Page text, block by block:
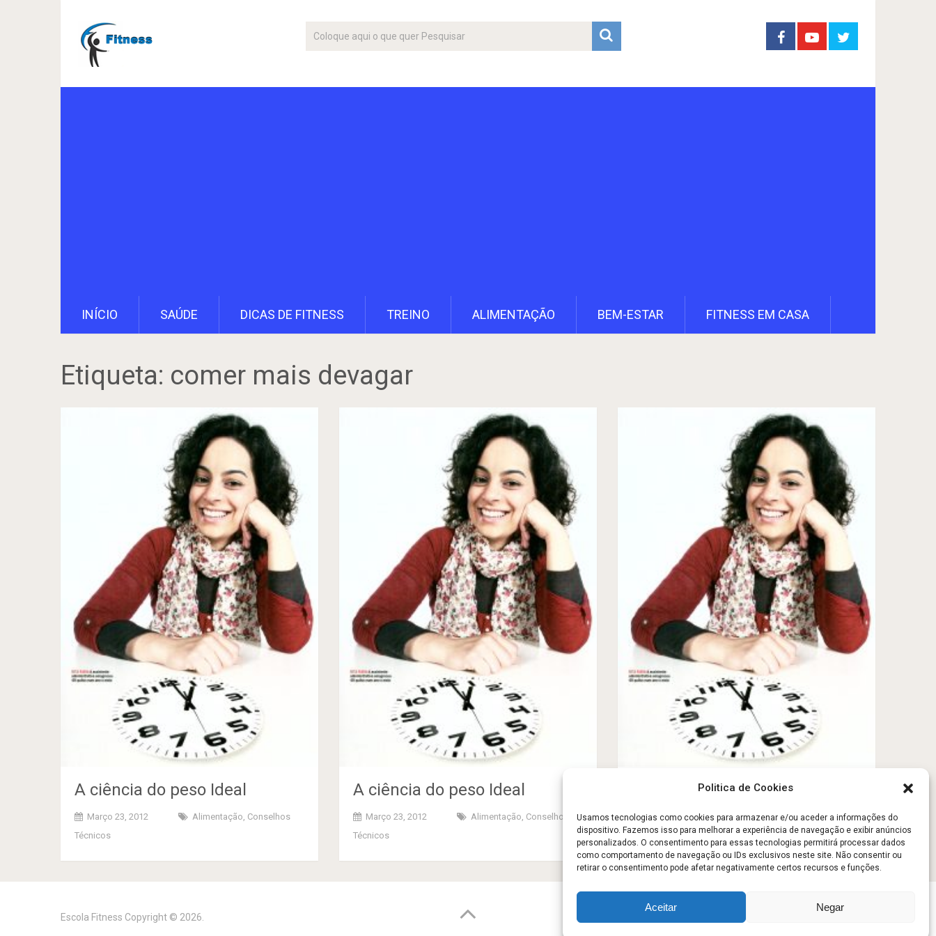
Politica de Cookies
Usamos tecnologias como cookies para armazenar e/ou aceder a informações do
dispositivo. Fazemos isso para melhorar a experiência de navegação e exibir anúncios
personalizados. O consentimento para essas tecnologias permitirá processar dados
como comportamento de navegação ou IDs exclusivos neste site. Não consentir ou
retirar o consentimento pode afetar negativamente certos recursos e funções.
Aceitar Negar
INÍCIO SAÚDE DICAS DE FITNESS TREINO ALIMENTAÇÃO BEM-ESTAR FITNESS EM CASA
Etiqueta: comer mais devagar
A ciência do peso Ideal
Março 23, 2012 Alimentação Conselhos
Técnicos
A ciência do peso Ideal
Março 23, 2012 Alimentação Conselhos
Técnicos
A ciência do peso Ideal
Março 23, 2012 Alimentação ,Conselhos
Técnicos
Escola Fitness Copyright © 2026. Contato